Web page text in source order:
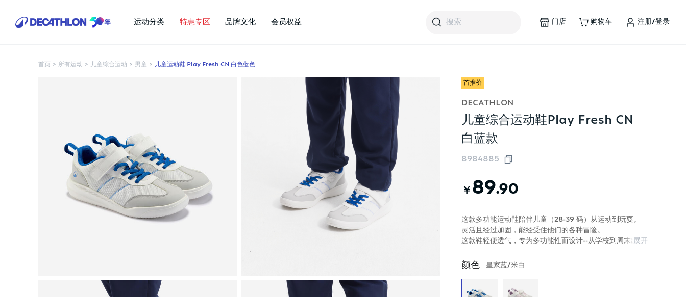
运动分类 特惠专区 品牌文化 会员权益 搜索 门店 购物车 注册/登录
首页 > 所有运动 > 儿童综合运动 > 男童 > 儿童运动鞋 Play Fresh CN 白色蓝色
首推价
DECATHLON
儿童综合运动鞋Play Fresh CN
白蓝款
8984885
￥ 89.90
这款多功能运动鞋陪伴儿童（28-39 码）从运动到玩耍。
灵活且经过加固，能经受住他们的各种冒险。
这款鞋轻便透气，专为多功能性而设计--从学校到周末出展开
颜色 皇家蓝/米白